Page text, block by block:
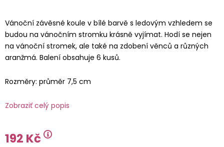
Vánoční závěsné koule v bílé barvě s ledovým vzhledem se
budou na vánočním stromku krásně vyjímat. Hodí se nejen
na vánoční stromek, ale také na zdobení věnců a různých
aranžmá. Balení obsahuje 6 kusů.
Rozměry: průměr 7,5 cm
Zobraziť celý popis
192 Kč